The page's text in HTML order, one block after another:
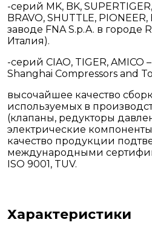
-серий MK, BK,
BRAVO, SHUTTLE,
заводе FNA S.p.A. в городе
Италия).
-серий CIAO, TIGER, AMICO
Shanghai Compressors and
высочайшее качество
используемых в
(клапаны, редукторы
электрические компоненты
качество продукции
международными
ISO 9001, TUV.
Характеристики